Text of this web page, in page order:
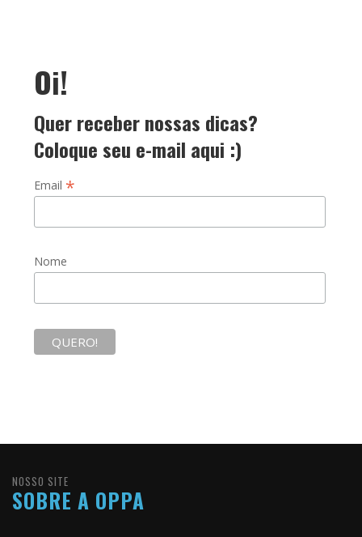
Oi!
Quer receber nossas dicas?
Coloque seu e-mail aqui :)
Email *
Nome
NOSSO SITE
SOBRE A OPPA